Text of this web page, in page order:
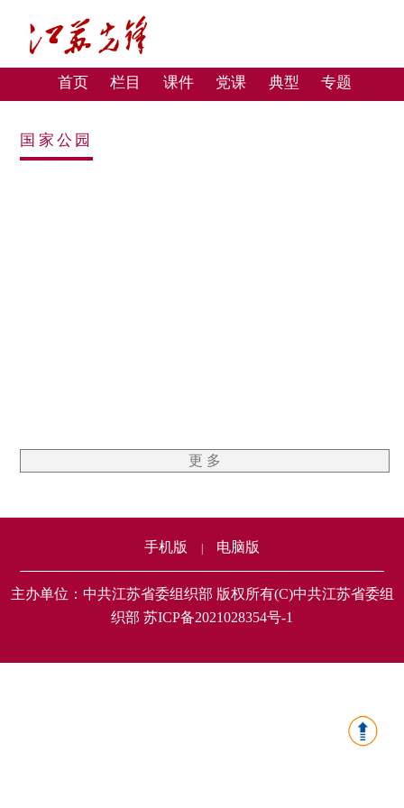
首页 栏目 课件 党课 典型 专题
国家公园
更 多
手机版 电脑版
主办单位：中共江苏省委组织部 版权所有(C)中共江苏省委组
织部 苏ICP备2021028354号-1